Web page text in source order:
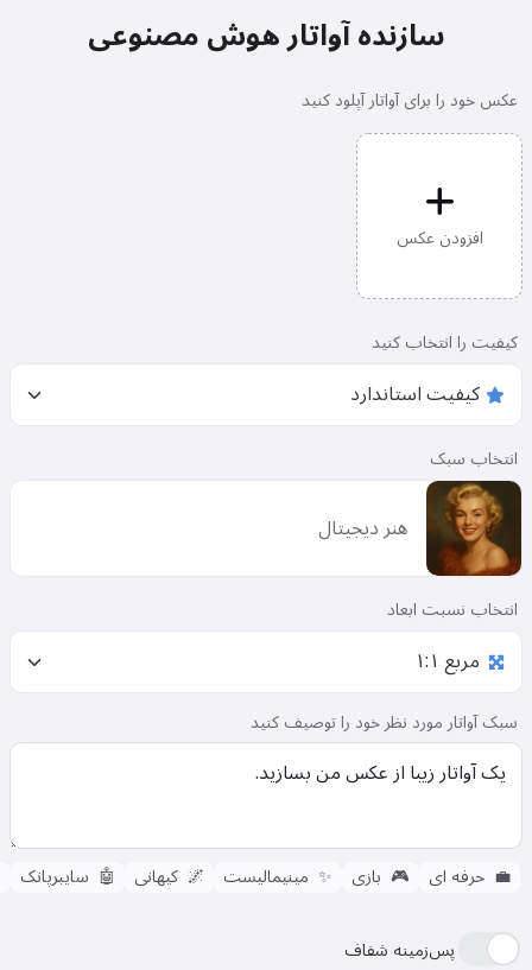
سازنده آواتار هوش مصنوعی
عکس خود را برای آواتار آپلود کنید
افزودن عکس
کیفیت را انتخاب کنید
انتخاب سبک
هنر دیجیتال
انتخاب نسبت ابعاد
سبک آواتار مورد نظر خود را توصیف کنید
💼 حرفه ای 🎮 بازی ✨ مینیمالیست 🌌 کیهانی 🤖 سایبرپانک
پس‌زمینه شفاف